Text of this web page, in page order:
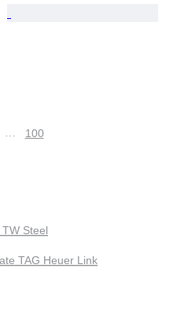
… 100
Steel
TAG Heuer Link